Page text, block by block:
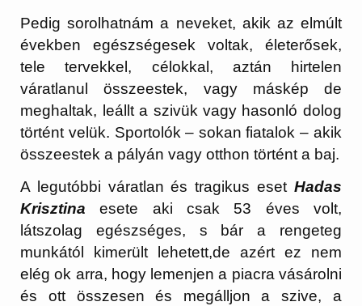
Pedig sorolhatnám a neveket, akik az elmúlt
években egészségesek voltak, életerősek,
tele tervekkel, célokkal, aztán hirtelen
váratlanul összeestek, vagy máskép de
meghaltak, leállt a szivük vagy hasonló dolog
történt velük. Sportolók – sokan fiatalok – akik
összeestek a pályán vagy otthon történt a baj.
A legutóbbi váratlan és tragikus eset Hadas
Krisztina esete aki csak 53 éves volt,
látszolag egészséges, s bár a rengeteg
munkától kimerült lehetett,de azért ez nem
elég ok arra, hogy lemenjen a piacra vásárolni
és ott összesen és megálljon a szive, a